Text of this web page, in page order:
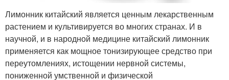
Лимонник китайский является ценным лекарственным
растением и культивируется во многих странах. И в
научной, и в народной медицине китайский лимонник
применяется как мощное тонизирующее средство при
переутомлениях, истощении нервной системы,
пониженной умственной и физической